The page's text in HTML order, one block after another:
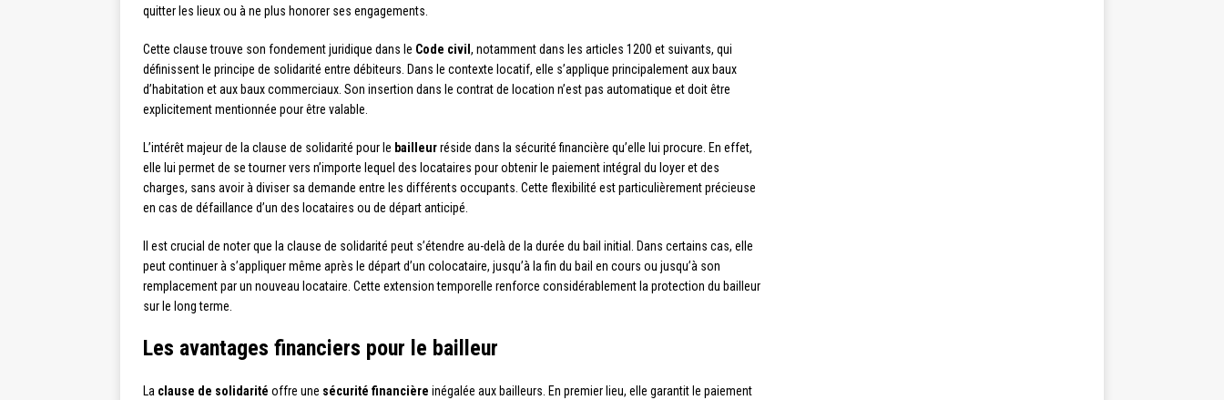
quitter les lieux ou à ne plus honorer ses engagements.
Cette clause trouve son fondement juridique dans le Code civil , notamment dans les articles 1200 et suivants, qui
définissent le principe de solidarité entre débiteurs. Dans le contexte locatif, elle s’applique principalement aux baux
d’habitation et aux baux commerciaux. Son insertion dans le contrat de location n’est pas automatique et doit être
explicitement mentionnée pour être valable.
L’intérêt majeur de la clause de solidarité pour le bailleurréside dans la sécurité financière qu’elle lui procure. En effet,
elle lui permet de se tourner vers n’importe lequel des locataires pour obtenir le paiement intégral du loyer et des
charges, sans avoir à diviser sa demande entre les différents occupants. Cette flexibilité est particulièrement précieuse
en cas de défaillance d’un des locataires ou de départ anticipé.
Il est crucial de noter que la clause de solidarité peut s’étendre au-delà de la durée du bail initial. Dans certains cas, elle
peut continuer à s’appliquer même après le départ d’un colocataire, jusqu’à la fin du bail en cours ou jusqu’à son
remplacement par un nouveau locataire. Cette extension temporelle renforce considérablement la protection du bailleur
sur le long terme.
Les avantages financiers pour le bailleur
La clause de solidarité offre une sécurité financière inégalée aux bailleurs. En premier lieu, elle garantit le paiement